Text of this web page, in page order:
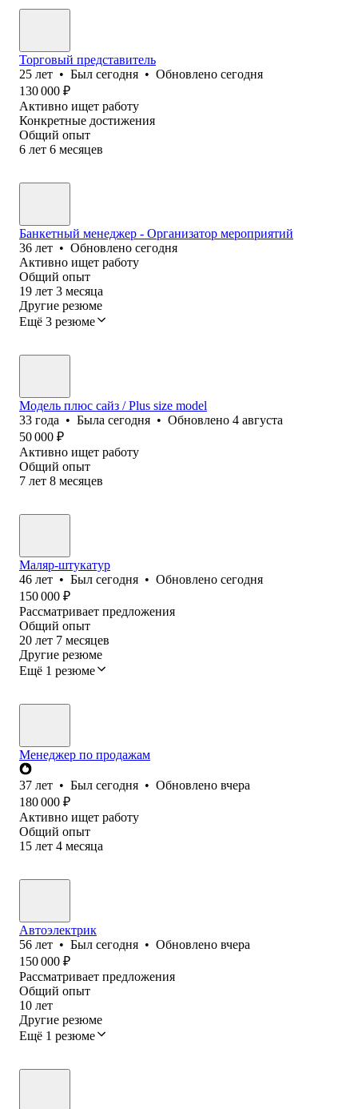
Торговый представитель
25 лет • Был сегодня • Обновлено сегодня
130 000 ₽
Активно ищет работу
Конкретные достижения
Общий опыт
6 лет 6 месяцев
Банкетный менеджер - Организатор мероприятий
36 лет • Обновлено сегодня
Активно ищет работу
Общий опыт
19 лет 3 месяца
Другие резюме
Ещё 3 резюме
Модель плюс сайз / Plus size model
33 года • Была сегодня • Обновлено 4 августа
50 000 ₽
Активно ищет работу
Общий опыт
7 лет 8 месяцев
Маляр-штукатур
46 лет • Был сегодня • Обновлено сегодня
150 000 ₽
Рассматривает предложения
Общий опыт
20 лет 7 месяцев
Другие резюме
Ещё 1 резюме
Менеджер по продажам
37 лет • Был сегодня • Обновлено вчера
180 000 ₽
Активно ищет работу
Общий опыт
15 лет 4 месяца
Автоэлектрик
56 лет • Был сегодня • Обновлено вчера
150 000 ₽
Рассматривает предложения
Общий опыт
10 лет
Другие резюме
Ещё 1 резюме